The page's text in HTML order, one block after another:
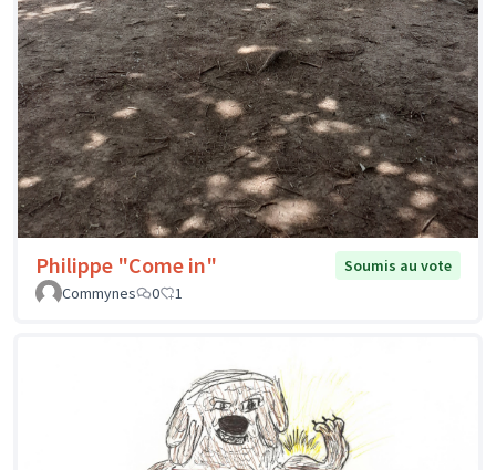
Philippe "Come in"
Soumis au vote
Commynes
0 1